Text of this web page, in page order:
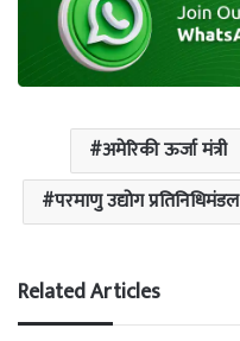
अमेरिकी ऊर्जा मंत्री
परमाणु उद्योग प्रतिनिधिमंडल
Related Articles